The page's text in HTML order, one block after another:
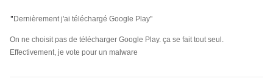
" Dernièrement j'ai téléchargé Google Play"
On ne choisit pas de télécharger Google Play. ça se fait tout seul.
Effectivement, je vote pour un malware